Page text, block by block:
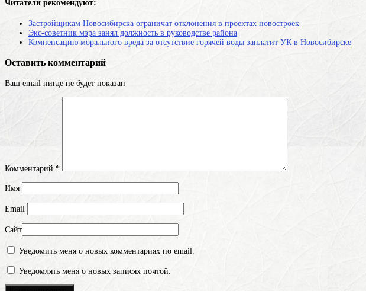
Читатели рекомендуют:
Застройщикам Новосибирска ограничат отклонения в проектах новостроек
Экс-советник мэра занял должность в руководстве района
Компенсацию морального вреда за отсутствие горячей воды заплатит УК в Новосибирске
Оставить комментарий
Ваш email нигде не будет показан
Комментарий *
Имя
Email
Сайт
Уведомить меня о новых комментариях по email.
Уведомлять меня о новых записях почтой.